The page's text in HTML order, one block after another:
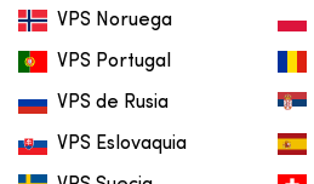
VPS Noruega
VPS Portugal
VPS de Rusia
VPS Eslovaquia